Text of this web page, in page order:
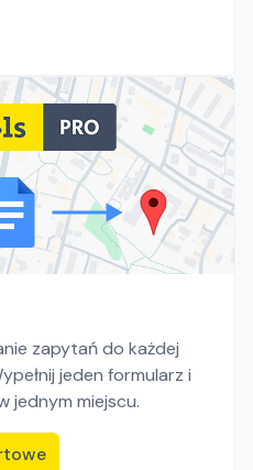
zapytań do każdej
jeden formularz i
jednym miejscu.